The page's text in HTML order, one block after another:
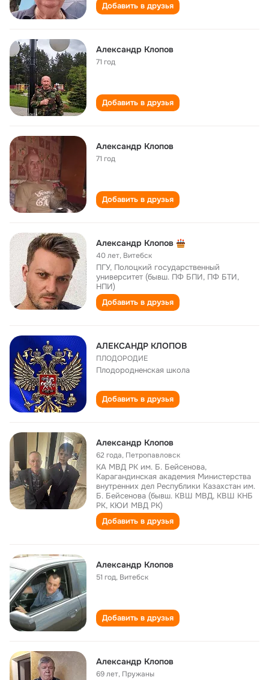
Добавить в друзья
Александр Клопов
71 год
Добавить в друзья
Александр Клопов
71 год
Добавить в друзья
Александр Клопов
40 лет, Витебск
ПГУ, Полоцкий государственный
университет (бывш. ПФ БПИ, ПФ БТИ,
НПИ)
Добавить в друзья
АЛЕКСАНДР КЛОПОВ
ПЛОДОРОДИЕ
Плодородненская школа
Добавить в друзья
Александр Клопов
62 года, Петропавловск
КА МВД РК им. Б. Бейсенова,
Карагандинская академия Министерства
внутренних дел Республики Казахстан им.
Б. Бейсенова (бывш. КВШ МВД, КВШ КНБ
РК, КЮИ МВД РК)
Добавить в друзья
Александр Клопов
51 год, Витебск
Добавить в друзья
Александр Клопов
69 лет, Пружаны